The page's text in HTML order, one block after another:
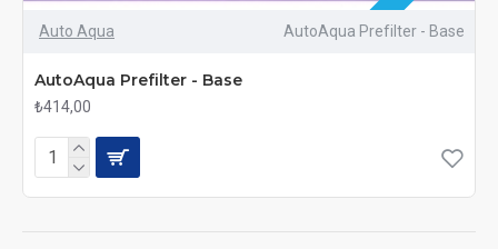
Auto Aqua AutoAqua Prefilter - Base
AutoAqua Prefilter - Base
₺414,00